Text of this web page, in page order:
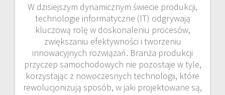
W dzisiejszym dynamicznym świecie produkcji,
technologie informatyczne (IT) odgrywają
kluczową rolę w doskonaleniu procesów,
zwiększaniu efektywności i tworzeniu
innowacyjnych rozwiązań. Branża produkcji
przyczep samochodowych nie pozostaje w tyle,
korzystając z nowoczesnych technologii, które
rewolucjonizują sposób, w jaki projektowane są,